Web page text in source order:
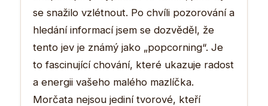
se snažilo vzlétnout. Po chvíli pozorování a
hledání informací jsem se dozvěděl, že
tento jev je známý jako „popcorning“. Je
to fascinující chování, které ukazuje radost
a energii vašeho malého mazlíčka.
Morčata nejsou jediní tvorové, kteří